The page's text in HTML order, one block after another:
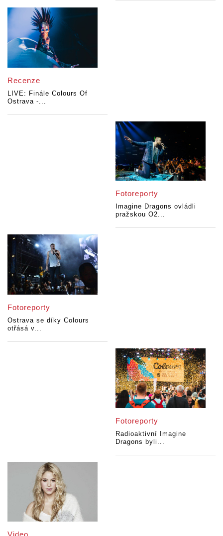
Recenze
LIVE: Finále Colours Of
Ostrava -...
Fotoreporty
Imagine Dragons ovládli
pražskou O2...
Fotoreporty
Ostrava se díky Colours
otřásá v...
Fotoreporty
Radioaktivní Imagine
Dragons byli...
Video